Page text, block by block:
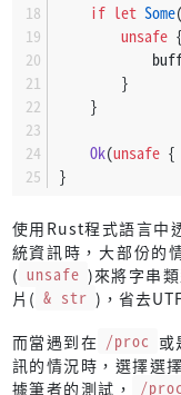
if let Some
unsafe {
        }
    }
Ok(unsafe {
}
使用Rust程式語言中
統資訊時，大部份的
( unsafe )來將字串
片( & str )，省去
而當遇到在 /proc 或
訊的情況時，選擇選
據筆者的測試，
/proc